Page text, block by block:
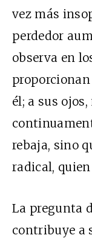
vez más
perdedor
observa en
él; a sus
rebaja, sino
radical,
La pregunta
contribuye a